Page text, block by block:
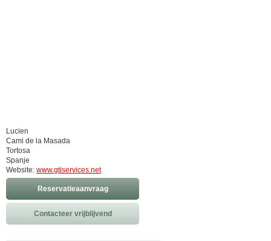
Lucien
Cami de la Masada
Tortosa
Spanje
Website: www.gtiservices.net
Reservatieaanvraag
Contacteer vrijblijvend